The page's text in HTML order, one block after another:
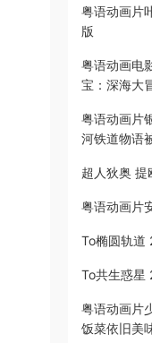
粤语动画片
版
粤语动画电
宝：深海大
粤语动画片
河铁道物语
超人狄奥 提
粤语动画片
To椭圆轨道
To共生惑星
粤语动画片
饭菜依旧美